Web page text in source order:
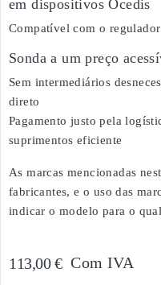
em dispositivos Ocedis
Compatível com o
Sonda a um preço
Sem intermediários
direto
Pagamento justo pela
suprimentos eficiente
As marcas mencionadas
fabricantes, e o uso das
indicar o modelo para o
113,00 € Com IVA